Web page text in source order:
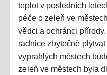
teplot v posledních
péče o zeleň ve
vědci a ochránci
radnice zbytečně
vyprahlých městech
zeleň ve městech byla